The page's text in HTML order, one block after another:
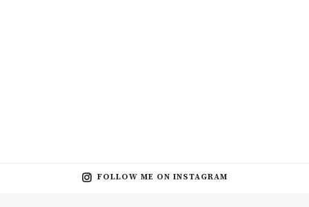
FOLLOW ME ON INSTAGRAM